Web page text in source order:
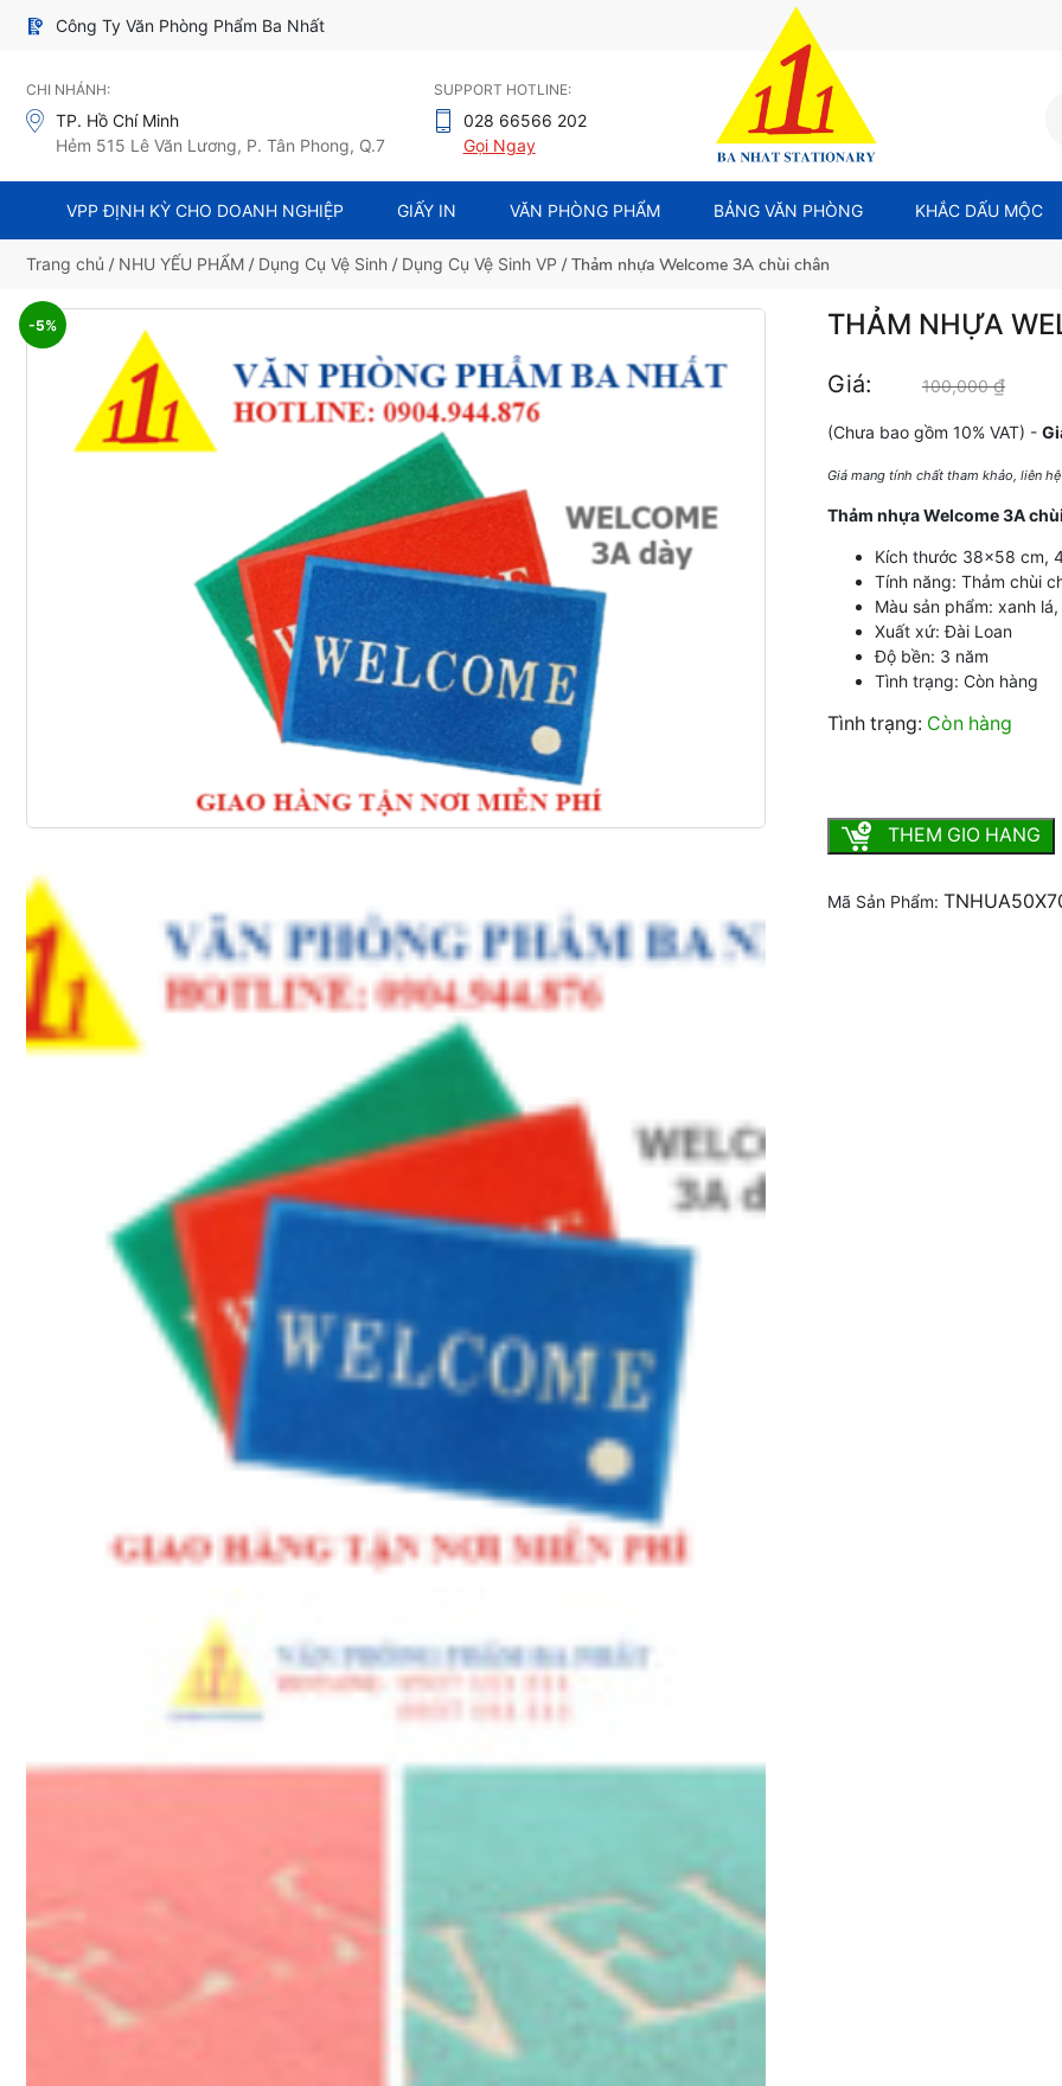
Công Ty Văn Phòng Phẩm Ba Nhất
CHI NHÁNH:
TP. Hồ Chí Minh
Hẻm 515 Lê Văn Lương, P. Tân Phong, Q.7
SUPPORT HOTLINE:
028 66566 202
Gọi Ngay
VPP ĐỊNH KỲ CHO DOANH NGHIỆP GIẤY IN VĂN PHÒNG PHẨM BẢNG VĂN PHÒNG KHẮC DẤU MỘC
Trang chủ / NHU YẾU PHẨM / Dụng Cụ Vệ Sinh / Dụng Cụ Vệ Sinh VP / Thảm nhựa Welcome 3A chùi chân
-5% THẢM NHỰA
Giá: 100,000₫
(Chưa bao gồm 10% VAT) -
Giá mang tính chất tham khảo, liên
Thảm nhựa Welcome 3A
Kích thước 38×58 cm,
Tính năng: Thảm chùi
Màu sản phẩm: xanh
Xuất xứ: Đài Loan
Độ bền: 3 năm
Tình trạng: Còn hàng
Tình trạng: Còn hàng
THEM GIO HANG
Mã Sản Phẩm: